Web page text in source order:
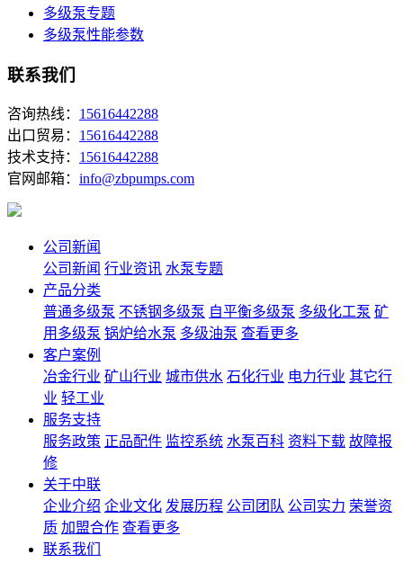
多级泵专题
多级泵性能参数
联系我们
咨询热线： 15616442288
出口贸易： 15616442288
技术支持： 15616442288
官网邮箱： info@zbpumps.com
公司新闻
公司新闻 行业资讯 水泵专题
产品分类
普通多级泵 不锈钢多级泵 自平衡多级泵 多级化工泵 矿
用多级泵 锅炉给水泵 多级油泵 查看更多
客户案例
冶金行业 矿山行业 城市供水 石化行业 电力行业 其它行
业 轻工业
服务支持
服务政策 正品配件 监控系统 水泵百科 资料下载 故障报
修
关于中联
企业介绍 企业文化 发展历程 公司团队 公司实力 荣誉资
质 加盟合作 查看更多
联系我们